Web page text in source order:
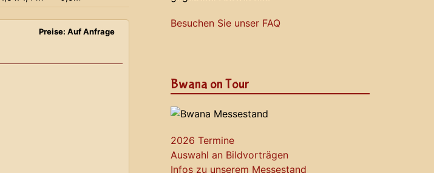
Preise: Auf Anfrage
Besuchen Sie unser FAQ
Bwana on Tour
2026 Termine
Auswahl an Bildvorträgen
Infos zu unserem Messestand